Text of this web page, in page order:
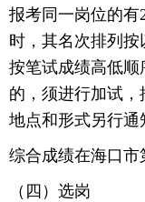
报考同一岗位的有
时，其名次排列按
按笔试成绩高低顺
的，须进行加试，
地点和形式另行通
综合成绩在海口市
（四）选岗